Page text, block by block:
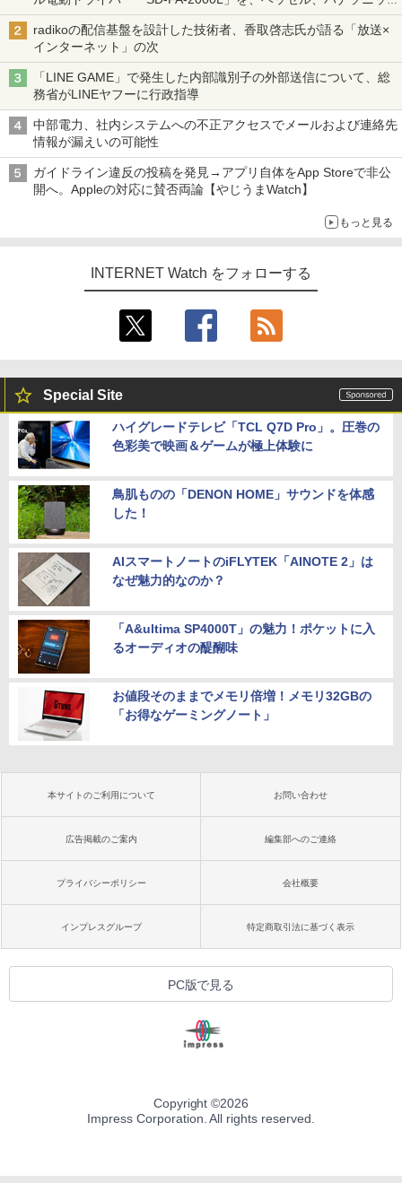
クと比較してみた 【テレワークグッズ・ミニレビュー 第165
回】
radikoの配信基盤を設計した技術者、香取啓志氏が語る「放送×
インターネット」の次
「LINE GAME」で発生した内部識別子の外部送信について、総
務省がLINEヤフーに行政指導
中部電力、社内システムへの不正アクセスでメールおよび連絡先
情報が漏えいの可能性
ガイドライン違反の投稿を発見→アプリ自体をApp Storeで非公
開へ。Appleの対応に賛否両論【やじうまWatch】
もっと見る
INTERNET Watch をフォローする
Special Site
ハイグレードテレビ「TCL Q7D Pro」。圧巻の
色彩美で映画＆ゲームが極上体験に
鳥肌ものの「DENON HOME」サウンドを体感
した！
AIスマートノートのiFLYTEK「AINOTE 2」は
なぜ魅力的なのか？
「A&ultima SP4000T」の魅力！ポケットに入
るオーディオの醍醐味
お値段そのままでメモリ倍増！メモリ32GBの
「お得なゲーミングノート」
本サイトのご利用について お問い合わせ
広告掲載のご案内 編集部へのご連絡
プライバシーポリシー 会社概要
インプレスグループ 特定商取引法に基づく表示
PC版で見る
Copyright ©2026
Impress Corporation. All rights reserved.